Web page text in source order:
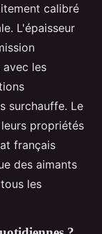
calibré
L'épaisseur
avec les
surchauffe. Le
propriétés
français
des aimants
les